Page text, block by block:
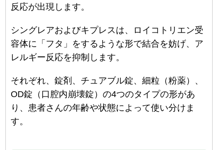
反応が出現します。
シングレアおよびキプレスは、ロイコトリエン受
容体に「フタ」をするような形で結合を妨げ、ア
レルギー反応を抑制します。
それぞれ、錠剤、チュアブル錠、細粒（粉薬）、
OD錠（口腔内崩壊錠）の4つのタイプの形があ
り、患者さんの年齢や状態によって使い分けま
す。